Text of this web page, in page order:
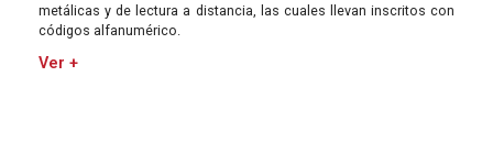
metálicas y de lectura a distancia, las cuales llevan inscritos con
códigos alfanumérico.
Ver +